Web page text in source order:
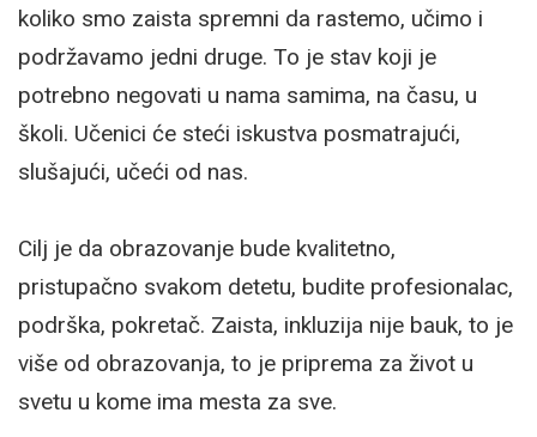
koliko smo zaista spremni da rastemo, učimo i
podržavamo jedni druge. To je stav koji je
potrebno negovati u nama samima, na času, u
školi. Učenici će steći iskustva posmatrajući,
slušajući, učeći od nas.
Cilj je da obrazovanje bude kvalitetno,
pristupačno svakom detetu, budite profesionalac,
podrška, pokretač. Zaista, inkluzija nije bauk, to je
više od obrazovanja, to je priprema za život u
svetu u kome ima mesta za sve.